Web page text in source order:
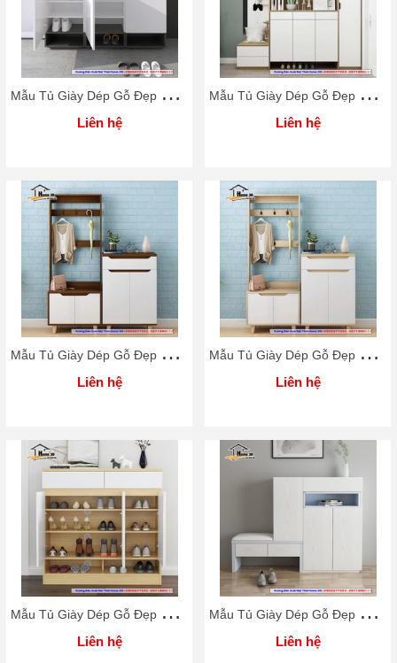
M
ẫu Tủ Giày Dép Gỗ Đẹp Rẻ Home 3D
Liên hệ
M
ẫu Tủ Giày Dép Gỗ Đẹp Rẻ Home 3D
Liên hệ
M
ẫu Tủ Giày Dép Gỗ Đẹp Rẻ Home 3D
Liên hệ
M
ẫu Tủ Giày Dép Gỗ Đẹp Rẻ Home 3D
Liên hệ
M
ẫu Tủ Giày Dép Gỗ Đẹp Rẻ Home 3D
Liên hệ
M
ẫu Tủ Giày Dép Gỗ Đẹp Rẻ Home 3D
Liên hệ